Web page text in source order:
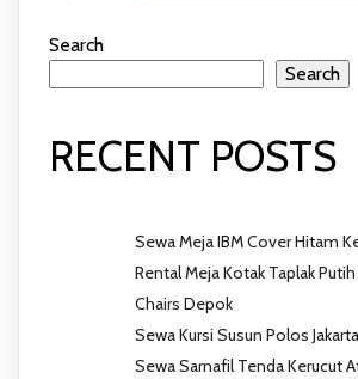
Search
Search
RECENT POSTS
Sewa Meja IBM Cover Hitam
Rental Meja Kotak Taplak
Chairs Depok
Sewa Kursi Susun Polos Jakarta
Sewa Sarnafil Tenda Kerucut